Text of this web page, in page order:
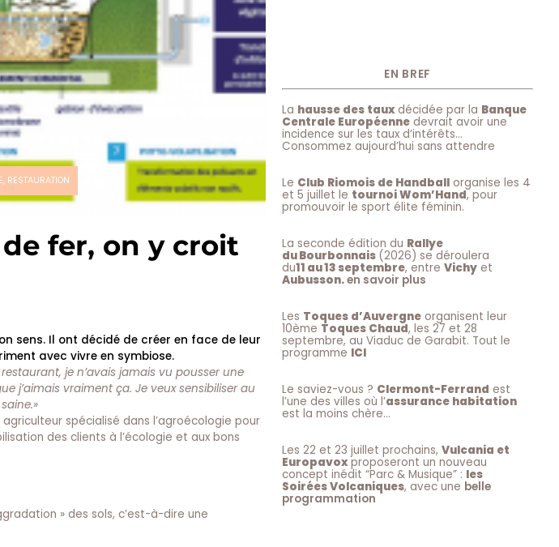
RESTAURATION
de fer, on y croit
sens. Il ont décidé de créer en face de leur
avec vivre en symbiose.
je n’avais jamais vu pousser une
j’aimais vraiment ça. Je veux sensibiliser au
spécialisé dans l’agroécologie pour
des clients à l’écologie et aux bons
» des sols, c’est-à-dire une
EN BREF
La hausse des taux décidée par la Banque
Centrale Européenne devrait avoir une
incidence sur les taux d’intérêts…
Consommez aujourd’hui sans attendre
Le Club Riomois de Handball organise les 4
et 5 juillet le tournoi Wom’Hand, pour
promouvoir le sport élite féminin.
La seconde édition du Rallye
du Bourbonnais (2026) se déroulera
du11 au 13 septembre, entre Vichy et
Aubusson.en savoir plus
Les Toques d’Auvergne organisent leur
10ème Toques Chaud, les 27 et 28
septembre, au Viaduc de Garabit. Tout le
programme ICI
Le saviez-vous ? Clermont-Ferrand est
l’une des villes où l’assurance habitation
est la moins chère…
Les 22 et 23 juillet prochains, Vulcania et
Europavox proposeront un nouveau
concept inédit “Parc & Musique” : les
Soirées Volcaniques, avec une belle
programmation